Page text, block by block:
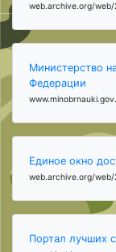
web.archive.org/
Министерство
Федерации
Единое окно
web.archive.org/web/
Портал лучших